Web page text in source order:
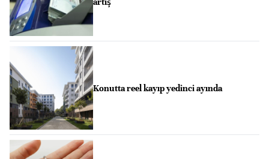
Konutta reel kayıp yedinci ayında